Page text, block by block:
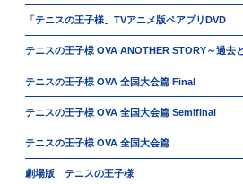
「テニスの王子様」TVアニメ版ペアプリDVD
テニスの王子様 OVA ANOTHER STORY～過去
テニスの王子様 OVA 全国大会篇 Final
テニスの王子様 OVA 全国大会篇 Semifinal
テニスの王子様 OVA 全国大会篇
劇場版 テニスの王子様